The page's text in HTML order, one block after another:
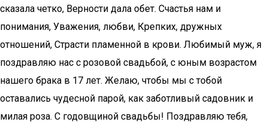
сказала четко, Верности дала обет. Счастья нам и
понимания, Уважения, любви, Крепких, дружных
отношений, Страсти пламенной в крови. Любимый муж, я
поздравляю нас с розовой свадьбой, с юным возрастом
нашего брака в 17 лет. Желаю, чтобы мы с тобой
оставались чудесной парой, как заботливый садовник и
милая роза. С годовщиной свадьбы! Поздравляю тебя,